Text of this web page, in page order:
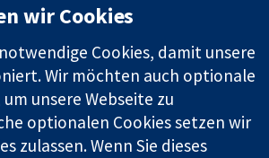
Square
W1G0AN
Vereinigtes
Pressestelle
Über uns
Cochrane
Library
wir Cookies
Cookies, damit unsere
Wir möchten auch optionale
unsere Webseite zu
optionalen Cookies setzen wir
zulassen. Wenn Sie dieses